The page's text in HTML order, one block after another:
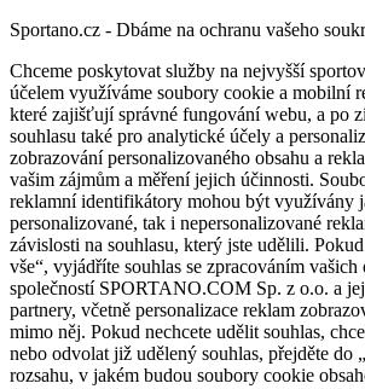
Sportano.cz - Dbáme na ochranu vašeho
Chceme poskytovat služby na nejvyšší
účelem využíváme soubory cookie a mobilní
které zajišťují správné fungování webu, a po
souhlasu také pro analytické účely a
zobrazování personalizovaného obsahu a
vašim zájmům a měření jejich účinnosti.
reklamní identifikátory mohou být využívány
personalizované, tak i nepersonalizované
závislosti na souhlasu, který jste udělili.
vše“, vyjádříte souhlas se zpracováním vašich
společností SPORTANO.COM Sp. z o.o. a
partnery, včetně personalizace reklam
mimo něj. Pokud nechcete udělit souhlas,
nebo odvolat již udělený souhlas, přejděte do
rozsahu, v jakém budou soubory cookie